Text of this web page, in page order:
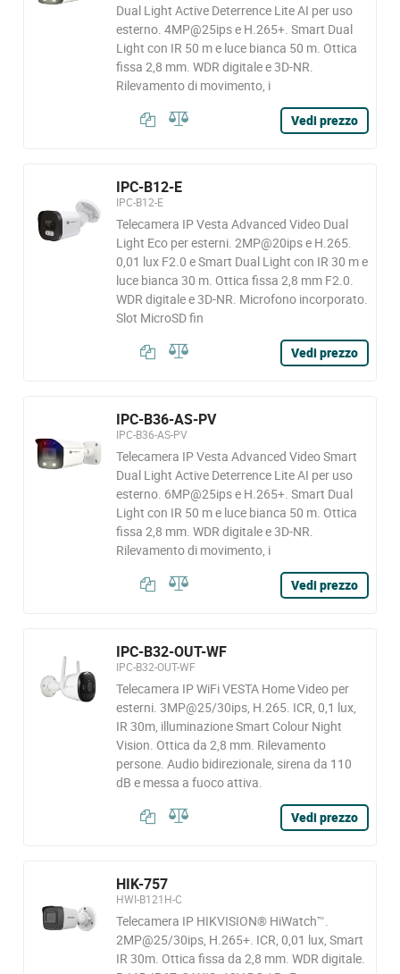
Dual Light Active Deterrence Lite AI per uso
esterno. 4MP@25ips e H.265+. Smart Dual
Light con IR 50 m e luce bianca 50 m. Ottica
fissa 2,8 mm. WDR digitale e 3D-NR.
Rilevamento di movimento, i
Vedi prezzo
IPC-B12-E
IPC-B12-E
Telecamera IP Vesta Advanced Video Dual
Light Eco per esterni. 2MP@20ips e H.265.
0,01 lux F2.0 e Smart Dual Light con IR 30 m e
luce bianca 30 m. Ottica fissa 2,8 mm F2.0.
WDR digitale e 3D-NR. Microfono incorporato.
Slot MicroSD fin
Vedi prezzo
IPC-B36-AS-PV
IPC-B36-AS-PV
Telecamera IP Vesta Advanced Video Smart
Dual Light Active Deterrence Lite AI per uso
esterno. 6MP@25ips e H.265+. Smart Dual
Light con IR 50 m e luce bianca 50 m. Ottica
fissa 2,8 mm. WDR digitale e 3D-NR.
Rilevamento di movimento, i
Vedi prezzo
IPC-B32-OUT-WF
IPC-B32-OUT-WF
Telecamera IP WiFi VESTA Home Video per
esterni. 3MP@25/30ips, H.265. ICR, 0,1 lux,
IR 30m, illuminazione Smart Colour Night
Vision. Ottica da 2,8 mm. Rilevamento
persone. Audio bidirezionale, sirena da 110
dB e messa a fuoco attiva.
Vedi prezzo
HIK-757
HWI-B121H-C
Telecamera IP HIKVISION® HiWatch™.
2MP@25/30ips, H.265+. ICR, 0,01 lux, Smart
IR 30m. Ottica fissa da 2,8 mm. WDR digitale.